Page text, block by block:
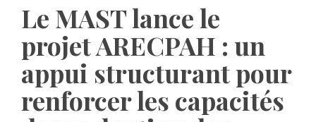
Le MAST lance le
projet ARECPAH : un
appui structurant pour
renforcer les capacités